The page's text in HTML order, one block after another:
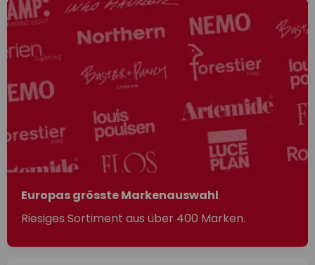
Europas grösste Markenauswahl
Riesiges Sortiment aus über 400 Marken.